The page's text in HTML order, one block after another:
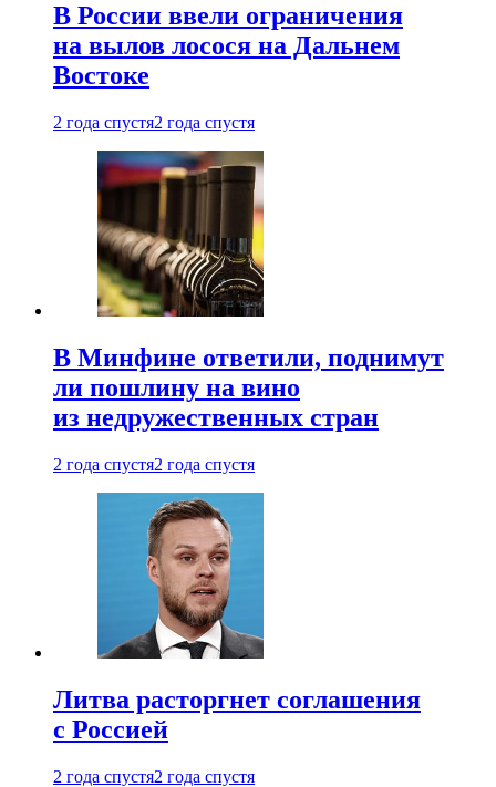
В России ввели ограничения
на вылов лосося на Дальнем
Востоке
2 года спустя2 года спустя
В Минфине ответили, поднимут
ли пошлину на вино
из недружественных стран
2 года спустя2 года спустя
Литва расторгнет соглашения
с Россией
2 года спустя2 года спустя